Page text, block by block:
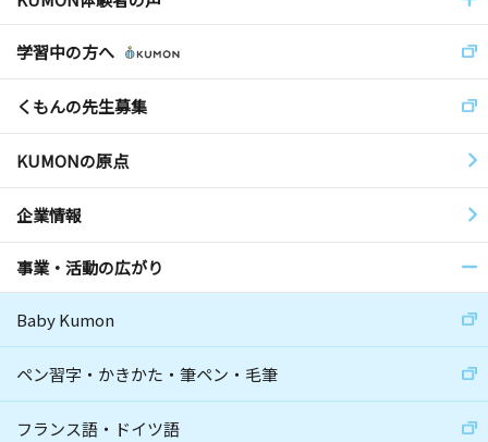
学習中の方へ
くもんの先生募集
KUMONの原点
企業情報
事業・活動の広がり
Baby Kumon
ペン習字・かきかた・筆ペン・毛筆
フランス語・ドイツ語